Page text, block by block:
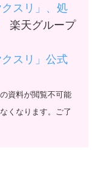
クスリ」、処
天グループ
クスリ」公式
資料が閲覧不可能
くなります。ご了